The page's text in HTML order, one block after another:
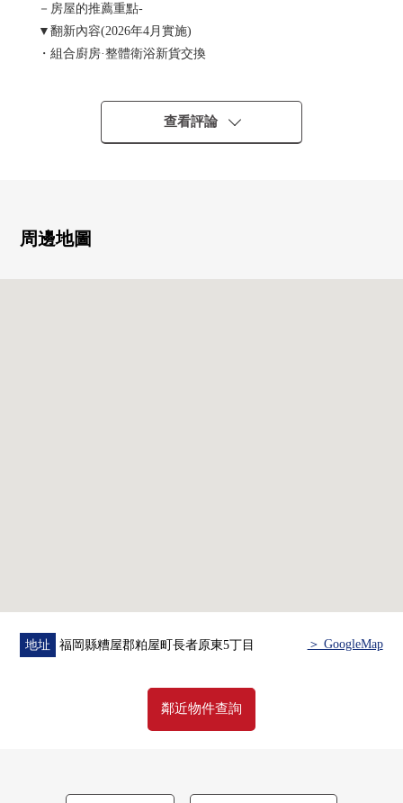
－房屋的推薦重點-
▼翻新內容(2026年4月實施)
・組合廚房·整體衛浴新貨交換
・全室地板·地板換貼
・寵物飼養可(有細則)
查看評論
周邊地圖
地址 福岡縣糟屋郡粕屋町長者原東5丁目 ＞ GoogleMap
鄰近物件查詢